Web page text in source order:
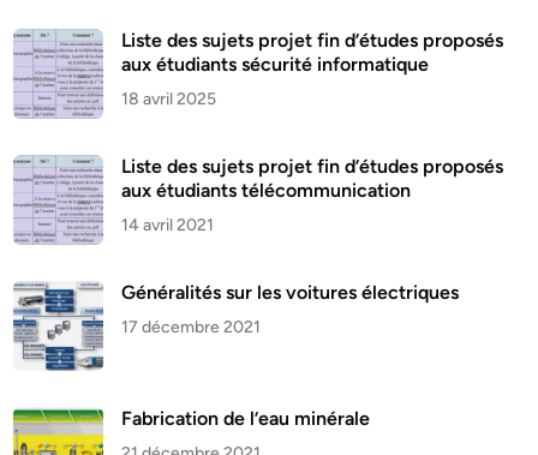
Liste des sujets projet fin d’études proposés
aux étudiants sécurité informatique
18 avril 2025
Liste des sujets projet fin d’études proposés
aux étudiants télécommunication
14 avril 2021
Généralités sur les voitures électriques
17 décembre 2021
Fabrication de l’eau minérale